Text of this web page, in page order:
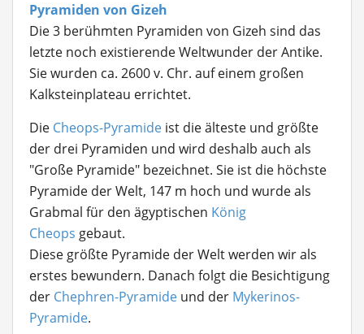
Pyramiden von Gizeh
Die 3 berühmten Pyramiden von Gizeh sind das
letzte noch existierende Weltwunder der Antike.
Sie wurden ca. 2600 v. Chr. auf einem großen
Kalksteinplateau errichtet.
Die Cheops-Pyramide ist die älteste und größte
der drei Pyramiden und wird deshalb auch als
"Große Pyramide" bezeichnet. Sie ist die höchste
Pyramide der Welt, 147 m hoch und wurde als
Grabmal für den ägyptischen König
Cheops gebaut.
Diese größte Pyramide der Welt werden wir als
erstes bewundern. Danach folgt die Besichtigung
der Chephren-Pyramide und der Mykerinos-
Pyramide.